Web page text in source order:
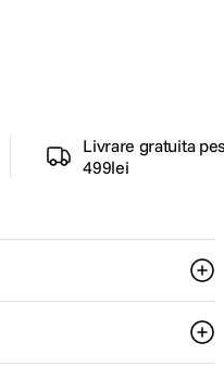
Livrare gratuita
499lei